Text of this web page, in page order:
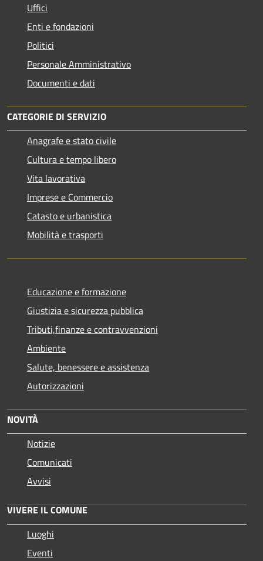
Uffici
Enti e fondazioni
Politici
Personale Amministrativo
Documenti e dati
CATEGORIE DI SERVIZIO
Anagrafe e stato civile
Cultura e tempo libero
Vita lavorativa
Imprese e Commercio
Catasto e urbanistica
Mobilità e trasporti
Educazione e formazione
Giustizia e sicurezza pubblica
Tributi,finanze e contravvenzioni
Ambiente
Salute, benessere e assistenza
Autorizzazioni
NOVITÀ
Notizie
Comunicati
Avvisi
VIVERE IL COMUNE
Luoghi
Eventi